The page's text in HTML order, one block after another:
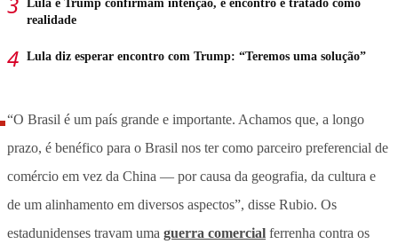
Lula e Trump confirmam intenção, e encontro é tratado como
realidade
Lula diz esperar encontro com Trump: “Teremos uma solução”
“O Brasil é um país grande e importante. Achamos que, a longo
prazo, é benéfico para o Brasil nos ter como parceiro preferencial de
comércio em vez da China — por causa da geografia, da cultura e
de um alinhamento em diversos aspectos”, disse Rubio. Os
estadunidenses travam uma guerra comercial ferrenha contra os